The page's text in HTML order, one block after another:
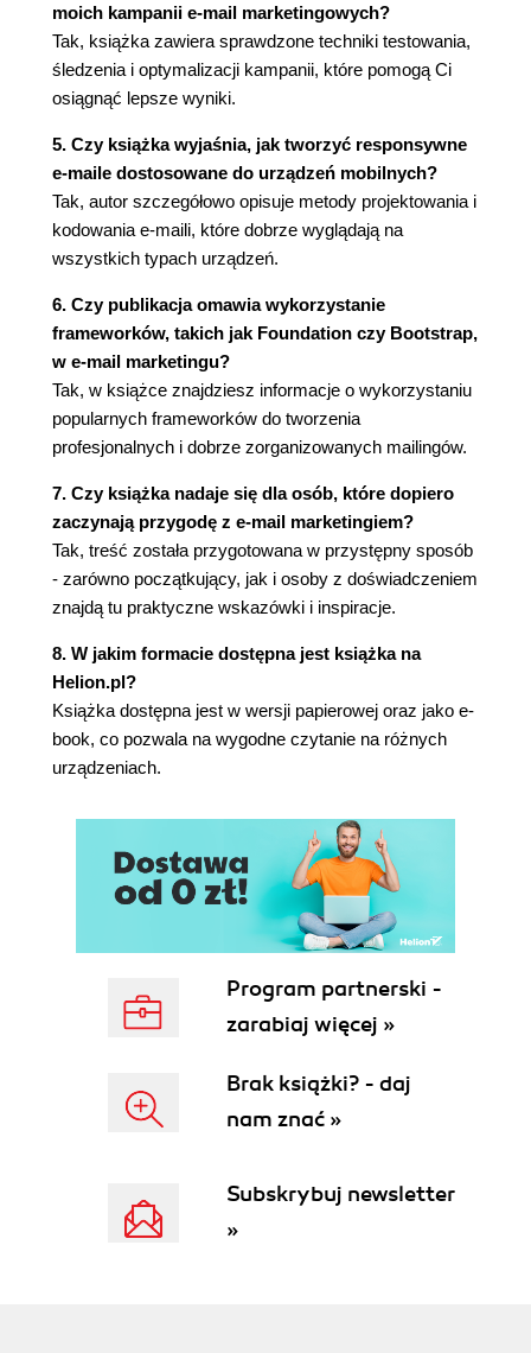
moich kampanii e-mail marketingowych?
Tak, książka zawiera sprawdzone techniki testowania,
śledzenia i optymalizacji kampanii, które pomogą Ci
osiągnąć lepsze wyniki.
5. Czy książka wyjaśnia, jak tworzyć responsywne
e-maile dostosowane do urządzeń mobilnych?
Tak, autor szczegółowo opisuje metody projektowania i
kodowania e-maili, które dobrze wyglądają na
wszystkich typach urządzeń.
6. Czy publikacja omawia wykorzystanie
frameworków, takich jak Foundation czy Bootstrap,
w e-mail marketingu?
Tak, w książce znajdziesz informacje o wykorzystaniu
popularnych frameworków do tworzenia
profesjonalnych i dobrze zorganizowanych mailingów.
7. Czy książka nadaje się dla osób, które dopiero
zaczynają przygodę z e-mail marketingiem?
Tak, treść została przygotowana w przystępny sposób
- zarówno początkujący, jak i osoby z doświadczeniem
znajdą tu praktyczne wskazówki i inspiracje.
8. W jakim formacie dostępna jest książka na
Helion.pl?
Książka dostępna jest w wersji papierowej oraz jako e-
book, co pozwala na wygodne czytanie na różnych
urządzeniach.
Program partnerski -
zarabiaj więcej »
Brak książki? - daj
nam znać »
Subskrybuj newsletter
»